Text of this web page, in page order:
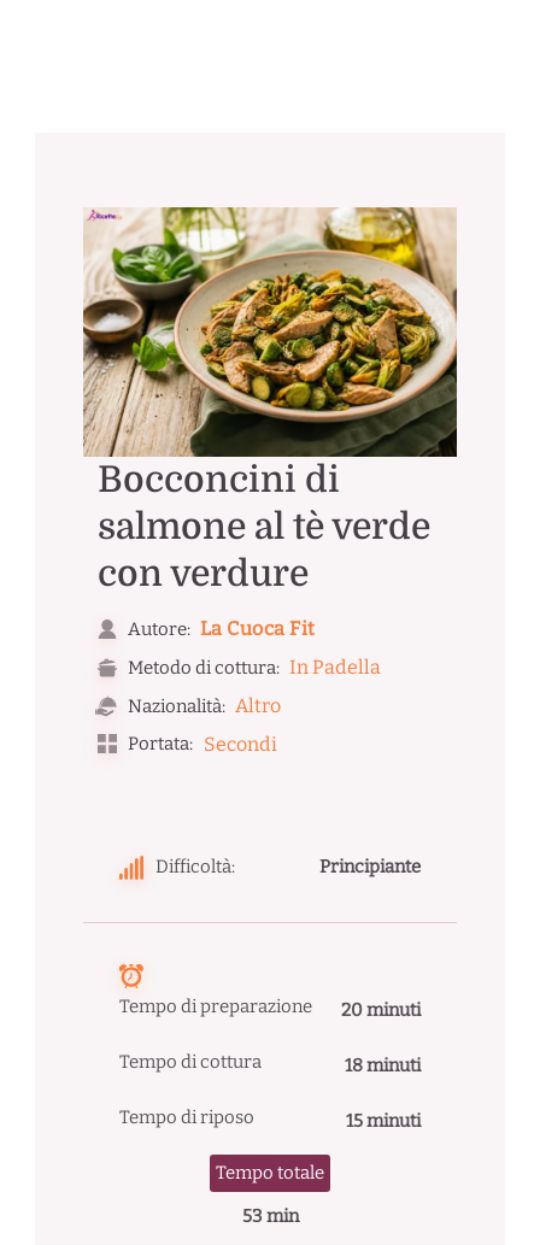
Bocconcini di
salmone al tè verde
con verdure
Autore: La Cuoca Fit
Metodo di cottura: In Padella
Nazionalità: Altro
Portata: Secondi
Difficoltà: Principiante
Tempo di preparazione 20 minuti
Tempo di cottura 18 minuti
Tempo di riposo 15 minuti
Tempo totale
53 min